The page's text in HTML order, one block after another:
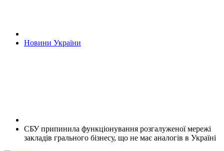
Новини України
СБУ припинила функціонування розгалуженої мережі
закладів грального бізнесу, що не має аналогів в Україні